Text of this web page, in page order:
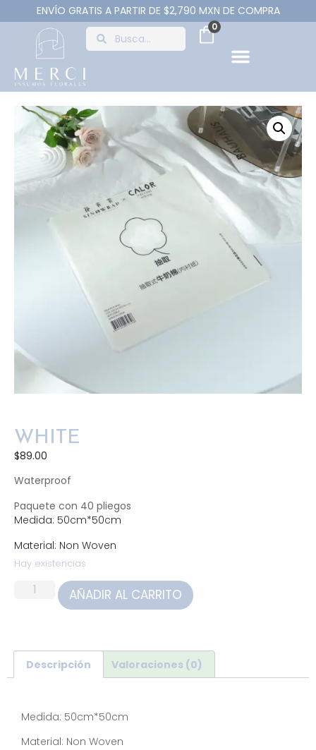
ENVÍO GRATIS A PARTIR DE $2,790 MXN DE COMPRA
0
WHITE
$89.00
Waterproof
Paquete con 40 pliegos
Medida: 50cm*50cm
Material: Non Woven
Hay existencias
AÑADIR AL CARRITO
Descripción Valoraciones (0)
Medida: 50cm*50cm
Material: Non Woven